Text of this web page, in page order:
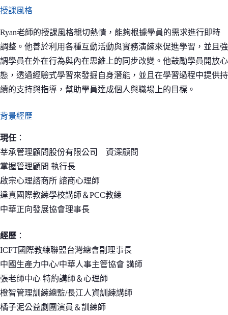
授課風格
Ryan老師的授課風格親切熱情，能夠根據學員的需求進行即時
調整。他善於利用各種互動活動與實務演練來促進學習，並且強
調學員在外在行為與內在思維上的同步改變。他鼓勵學員開放心
態，透過經驗式學習來發掘自身潛能，並且在學習過程中提供持
續的支持與指導，幫助學員達成個人與職場上的目標。
背景經歷
現任 ：
莘承管理顧問股份有限公司 資深顧問
掌握管理顧問 執行長
啟宗心理諮商所 諮商心理師
達真國際教練學校講師＆PCC教練
中華正向發展協會理事長
經歷 ：
ICFT國際教練聯盟台灣總會副理事長
中國生產力中心/中華人事主管協會 講師
張老師中心 特約講師＆心理師
橙智管理訓練總監/長江人資訓練講師
橘子泥公益劇團演員＆訓練師